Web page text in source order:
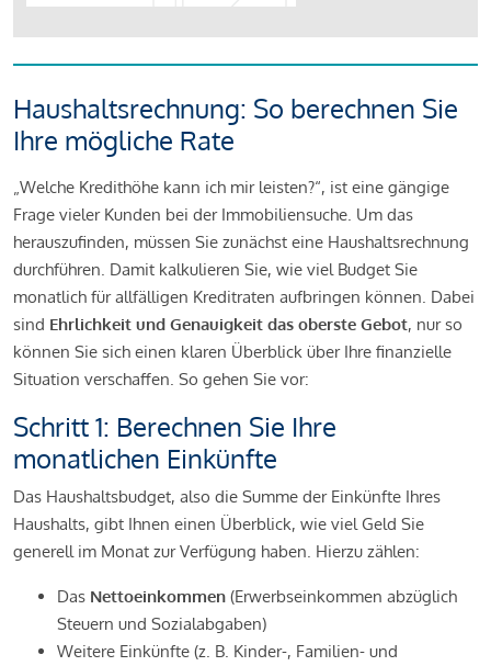
Haushaltsrechnung: So berechnen Sie
Ihre mögliche Rate
„Welche Kredithöhe kann ich mir leisten?“, ist eine gängige
Frage vieler Kunden bei der Immobiliensuche. Um das
herauszufinden, müssen Sie zunächst eine Haushaltsrechnung
durchführen. Damit kalkulieren Sie, wie viel Budget Sie
monatlich für allfälligen Kreditraten aufbringen können. Dabei
sind Ehrlichkeit und Genauigkeit das oberste Gebot, nur so
können Sie sich einen klaren Überblick über Ihre finanzielle
Situation verschaffen. So gehen Sie vor:
Schritt 1: Berechnen Sie Ihre
monatlichen Einkünfte
Das Haushaltsbudget, also die Summe der Einkünfte Ihres
Haushalts, gibt Ihnen einen Überblick, wie viel Geld Sie
generell im Monat zur Verfügung haben. Hierzu zählen:
Das Nettoeinkommen (Erwerbseinkommen abzüglich
Steuern und Sozialabgaben)
Weitere Einkünfte (z. B. Kinder-, Familien- und